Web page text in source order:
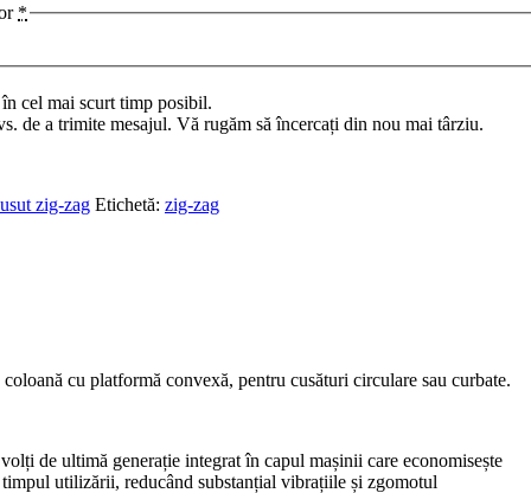
*
cel mai scurt timp posibil.
de a trimite mesajul. Vă rugăm să încercați din nou mai târziu.
zig-zag Etichetă: zig-zag
cu platformă convexă, pentru cusături circulare sau curbate.
de ultimă generație integrat în capul mașinii care economisește
utilizării, reducând substanțial vibrațiile și zgomotul